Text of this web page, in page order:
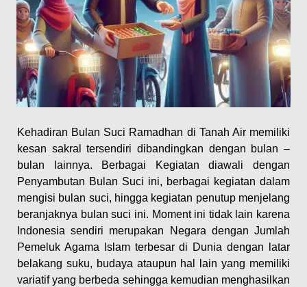
Kehadiran Bulan Suci Ramadhan di Tanah Air memiliki
kesan sakral tersendiri dibandingkan dengan bulan –
bulan lainnya. Berbagai Kegiatan diawali dengan
Penyambutan Bulan Suci ini, berbagai kegiatan dalam
mengisi bulan suci, hingga kegiatan penutup menjelang
beranjaknya bulan suci ini. Moment ini tidak lain karena
Indonesia sendiri merupakan Negara dengan Jumlah
Pemeluk Agama Islam terbesar di Dunia dengan latar
belakang suku, budaya ataupun hal lain yang memiliki
variatif yang berbeda sehingga kemudian menghasilkan